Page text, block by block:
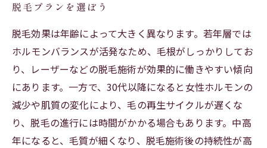
脱毛プランを選ぼう
脱毛効果は年齢によって大きく異なります。若年層では
ホルモンバランスが活発なため、毛根がしっかりしてお
り、レーザーなどの脱毛施術が効果的に働きやすい傾向
にあります。一方で、30代以降になると女性ホルモンの
減少や肌質の変化により、毛の再生サイクルが遅くな
り、脱毛の進行には時間がかかる場合もあります。中高
年になると、毛質が細くなり、脱毛施術後の持続性が高